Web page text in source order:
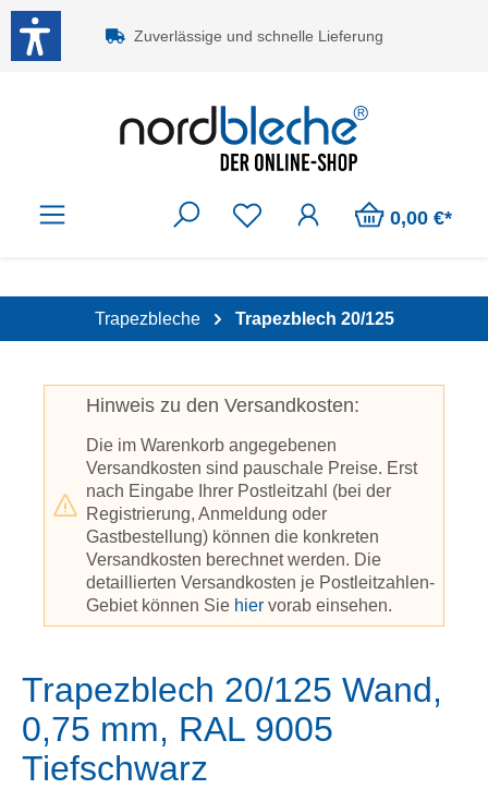
Zum Hauptinhalt springen
Zuverlässige und schnelle Lieferung
0,00 €*
Trapezbleche Trapezblech 20/125
Hinweis zu den Versandkosten:
Die im Warenkorb angegebenen
Versandkosten sind pauschale Preise. Erst
nach Eingabe Ihrer Postleitzahl (bei der
Registrierung, Anmeldung oder
Gastbestellung) können die konkreten
Versandkosten berechnet werden. Die
detaillierten Versandkosten je Postleitzahlen-
Gebiet können Sie hier vorab einsehen.
Trapezblech 20/125 Wand,
0,75 mm, RAL 9005
Tiefschwarz